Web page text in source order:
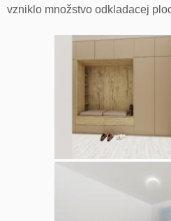
vzniklo množstvo odkladacej